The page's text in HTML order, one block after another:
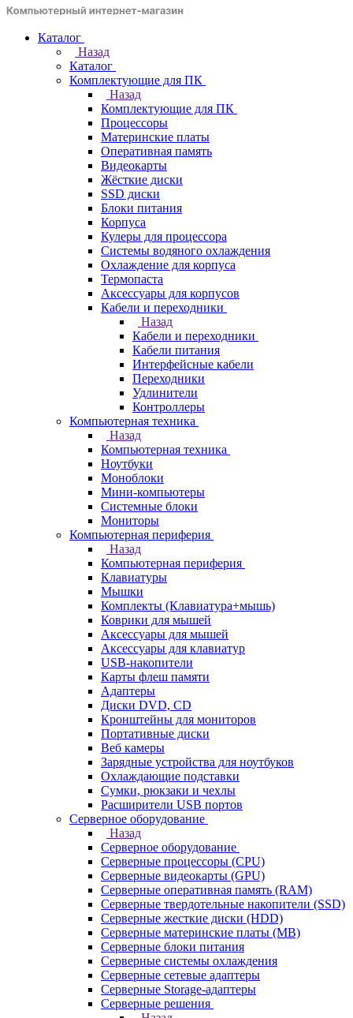
Каталог
Назад
Каталог
Комплектующие для ПК
Назад
Комплектующие для ПК
Процессоры
Материнские платы
Оперативная память
Видеокарты
Жёсткие диски
SSD диски
Блоки питания
Корпуса
Кулеры для процессора
Системы водяного охлаждения
Охлаждение для корпуса
Термопаста
Аксессуары для корпусов
Кабели и переходники
Назад
Кабели и переходники
Кабели питания
Интерфейсные кабели
Переходники
Удлинители
Контроллеры
Компьютерная техника
Назад
Компьютерная техника
Ноутбуки
Моноблоки
Мини-компьютеры
Системные блоки
Мониторы
Компьютерная периферия
Назад
Компьютерная периферия
Клавиатуры
Мышки
Комплекты (Клавиатура+мышь)
Коврики для мышей
Аксессуары для мышей
Аксессуары для клавиатур
USB-накопители
Карты флеш памяти
Адаптеры
Диски DVD, CD
Кронштейны для мониторов
Портативные диски
Веб камеры
Зарядные устройства для ноутбуков
Охлаждающие подставки
Сумки, рюкзаки и чехлы
Расширители USB портов
Серверное оборудование
Назад
Серверное оборудование
Серверные процессоры (CPU)
Серверные видеокарты (GPU)
Серверные оперативная память (RAM)
Серверные твердотельные накопители (SSD)
Серверные жесткие диски (HDD)
Серверные материнские платы (MB)
Серверные блоки питания
Серверные системы охлаждения
Серверные сетевые адаптеры
Серверные Storage-адаптеры
Серверные решения